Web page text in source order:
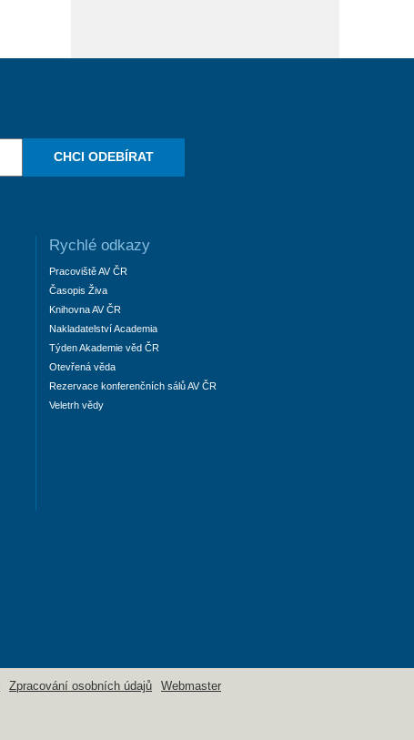
CHCI ODEBÍRAT
Rychlé odkazy
Pracoviště AV ČR
Časopis Živa
Knihovna AV ČR
Nakladatelství Academia
Týden Akademie věd ČR
Otevřená věda
Rezervace konferenčních sálů AV ČR
Veletrh vědy
Zpracování osobních údajů Webmaster